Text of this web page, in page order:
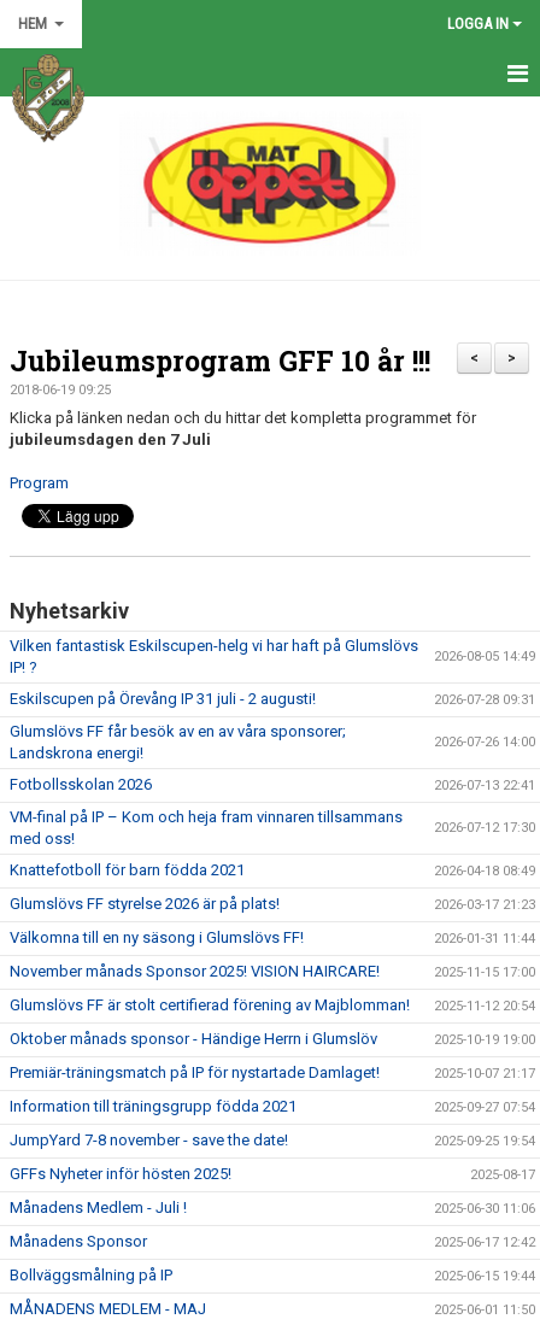
HEM LOGGA IN
HEM
KALENDER
BILDGALLERI
MATCHER
KLÄDKOLLEKTION
FOTBOLLSSKOLAN 2026
>
<
Jubileumsprogram GFF 10 år !!!
2018-06-19 09:25
Klicka på länken nedan och du hittar det kompletta programmet för
jubileumsdagen den 7 Juli
Program
Nyhetsarkiv
Vilken fantastisk Eskilscupen-helg vi har haft på Glumslövs
IP! ?
2026-08-05 14:49
Eskilscupen på Örevång IP 31 juli - 2 augusti! 2026-07-28 09:31
Glumslövs FF får besök av en av våra sponsorer;
Landskrona energi!
2026-07-26 14:00
Fotbollsskolan 2026 2026-07-13 22:41
VM-final på IP – Kom och heja fram vinnaren tillsammans
med oss!
2026-07-12 17:30
Knattefotboll för barn födda 2021 2026-04-18 08:49
Glumslövs FF styrelse 2026 är på plats! 2026-03-17 21:23
Välkomna till en ny säsong i Glumslövs FF! 2026-01-31 11:44
November månads Sponsor 2025! VISION HAIRCARE! 2025-11-15 17:00
Glumslövs FF är stolt certifierad förening av Majblomman! 2025-11-12 20:54
Oktober månads sponsor - Händige Herrn i Glumslöv 2025-10-19 19:00
Premiär-träningsmatch på IP för nystartade Damlaget! 2025-10-07 21:17
Information till träningsgrupp födda 2021 2025-09-27 07:54
JumpYard 7-8 november - save the date! 2025-09-25 19:54
GFFs Nyheter inför hösten 2025! 2025-08-17
Månadens Medlem - Juli ! 2025-06-30 11:06
Månadens Sponsor 2025-06-17 12:42
Bollväggsmålning på IP 2025-06-15 19:44
MÅNADENS MEDLEM - MAJ 2025-06-01 11:50